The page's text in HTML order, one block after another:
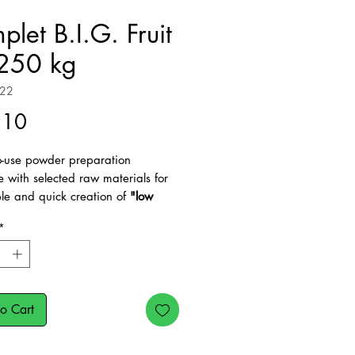
B.I.G. Fruit
kg
use powder preparation
with selected raw materials for
and quick creation of "low
maltitol and erythritol), does
emulsifiers or preservatives -
product - Vegan product
*
Cart